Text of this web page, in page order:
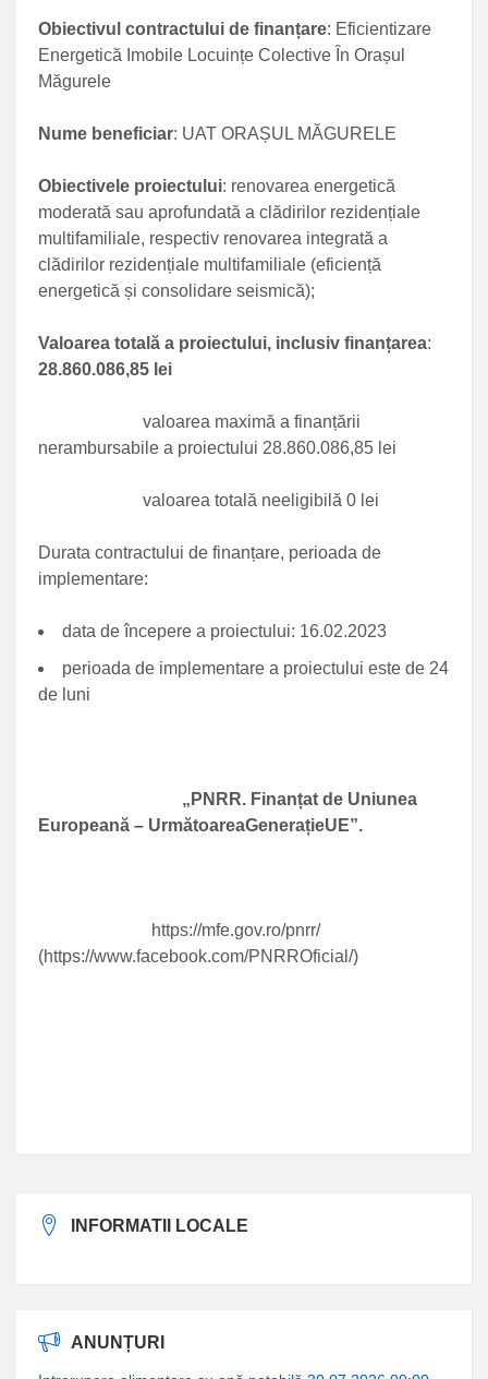
Obiectivul contractului de finanțare: Eficientizare
Energetică Imobile Locuințe Colective În Orașul
Măgurele
Nume beneficiar: UAT ORAȘUL MĂGURELE
Obiectivele proiectului: renovarea energetică
moderată sau aprofundată a clădirilor rezidențiale
multifamiliale, respectiv renovarea integrată a
clădirilor rezidențiale multifamiliale (eficiență
energetică și consolidare seismică);
Valoarea totală a proiectului, inclusiv finanțarea:
28.860.086,85 lei
valoarea maximă a finanțării
nerambursabile a proiectului 28.860.086,85 lei
valoarea totală neeligibilă 0 lei
Durata contractului de finanțare, perioada de
implementare:
data de începere a proiectului: 16.02.2023
perioada de implementare a proiectului este de 24
de luni
„PNRR. Finanțat de Uniunea
Europeană – UrmătoareaGenerațieUE”.
https://mfe.gov.ro/pnrr/
(https://www.facebook.com/PNRROficial/)
INFORMATII LOCALE
ANUNȚURI